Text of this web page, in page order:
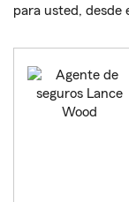
para usted, desde